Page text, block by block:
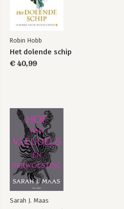
Robin Hobb
Het dolende schip
€ 40,99
Sarah J. Maas